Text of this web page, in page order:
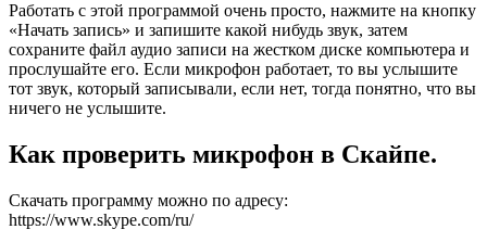
Работать с этой программой очень просто, нажмите на кнопку
«Начать запись» и запишите какой нибудь звук, затем
сохраните файл аудио записи на жестком диске компьютера и
прослушайте его. Если микрофон работает, то вы услышите
тот звук, который записывали, если нет, тогда понятно, что вы
ничего не услышите.
Как проверить микрофон в Скайпе.
Скачать программу можно по адресу:
https://www.skype.com/ru/